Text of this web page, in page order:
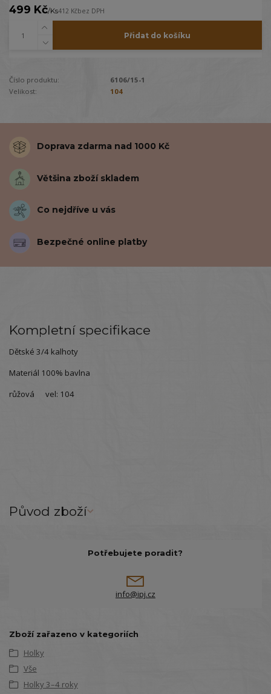
499 Kč/Ks412 Kčbez DPH
Přidat do košíku
Číslo produktu:
6106/15-1
Velikost:
104
Doprava zdarma nad 1000 Kč
Většina zboží skladem
Co nejdříve u vás
Bezpečné online platby
Kompletní specifikace
Dětské 3/4 kalhoty
Materiál 100% bavlna
růžová vel: 104
Původ zboží
Potřebujete poradit?
info@ipj.cz
Zboží zařazeno v kategoriích
Holky
Vše
Holky 3–4 roky